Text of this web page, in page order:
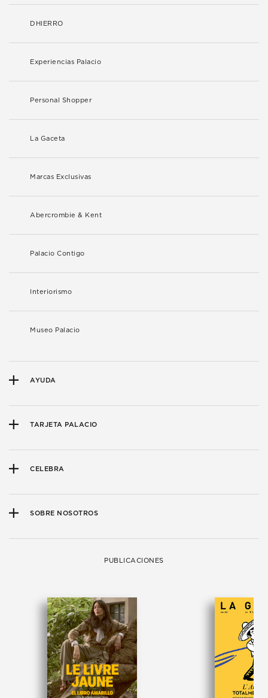
DHIERRO
Experiencias Palacio
Personal Shopper
La Gaceta
Marcas Exclusivas
Abercrombie & Kent
Palacio Contigo
Interiorismo
Museo Palacio
AYUDA
TARJETA PALACIO
CELEBRA
SOBRE NOSOTROS
PUBLICACIONES